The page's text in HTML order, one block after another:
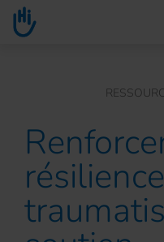
Go to main content
You are here :